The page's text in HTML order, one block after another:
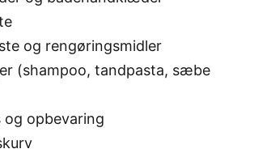
og rengøringsmidler
(shampoo, tandpasta, sæbe
og opbevaring